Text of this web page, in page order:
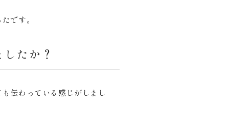
です。
たか？
伝わっている感じがしまし